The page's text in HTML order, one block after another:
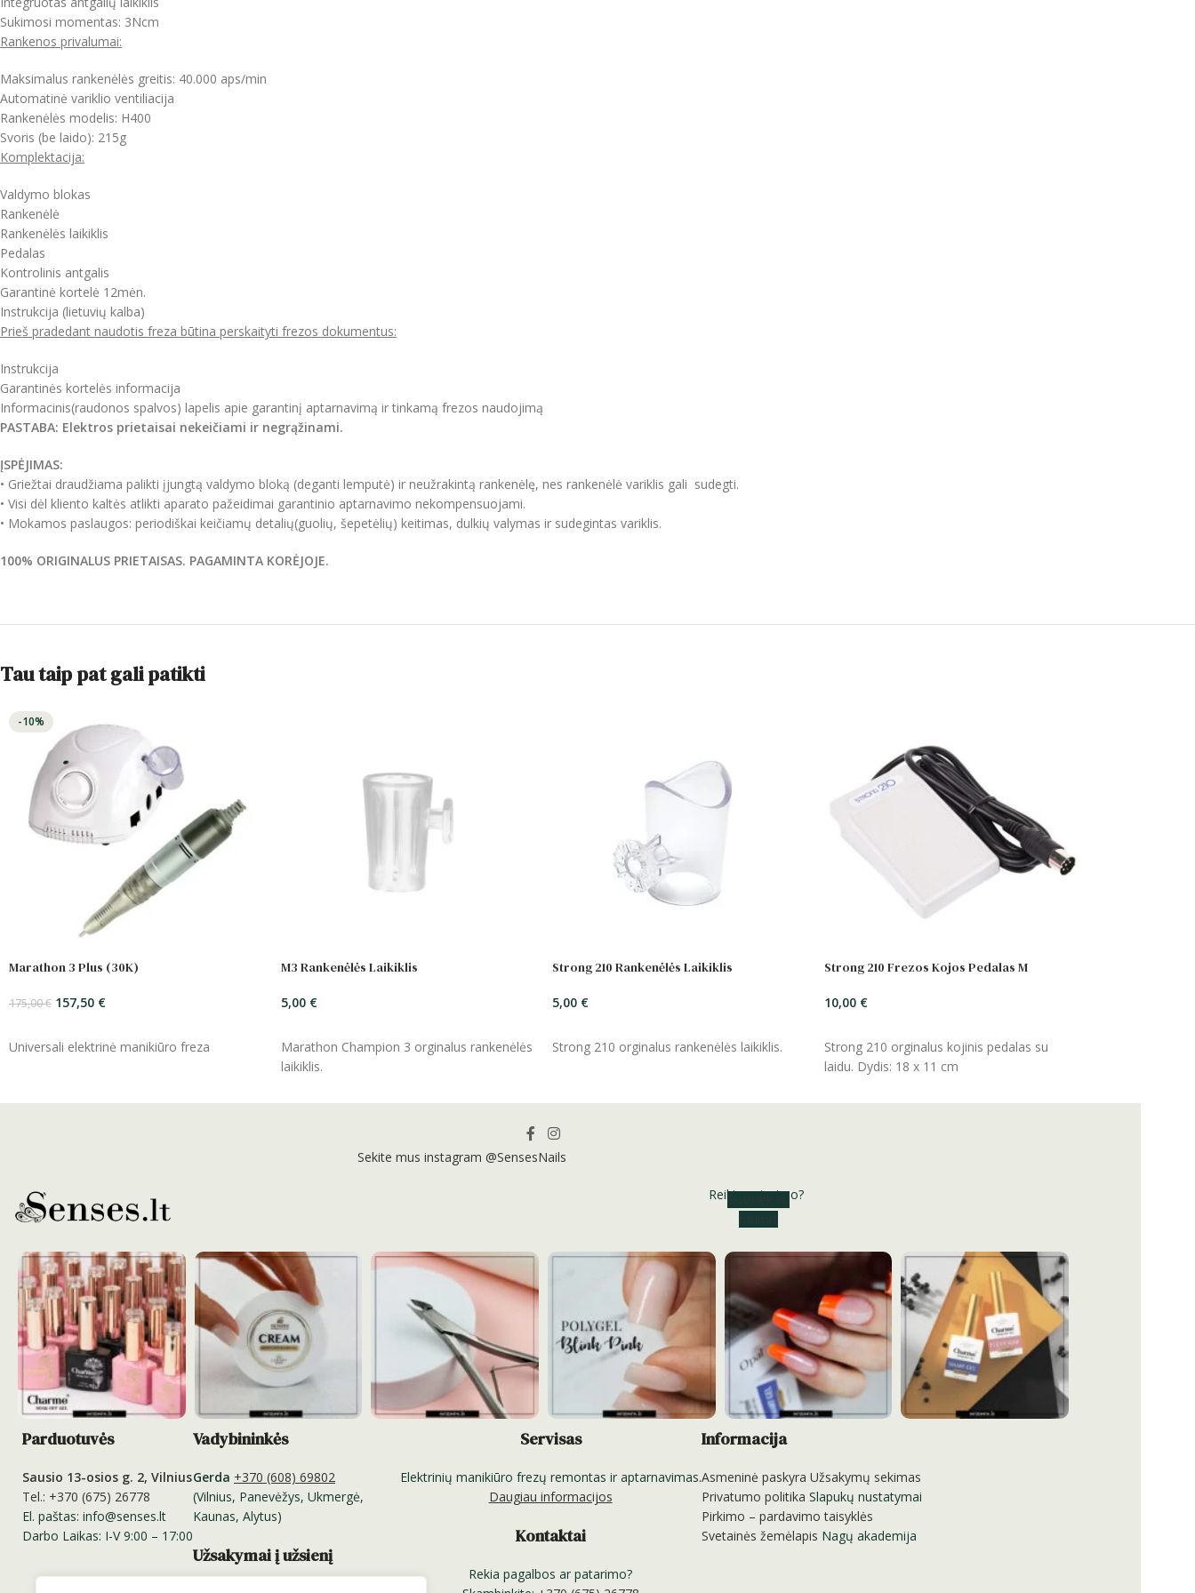
Sukimosi momentas: 3Ncm
Rankenos privalumai:
Maksimalus rankenėlės greitis: 40.000 aps/min
Automatinė variklio ventiliacija
Rankenėlės modelis: H400
Svoris (be laido): 215g
Komplektacija:
Valdymo blokas
Rankenėlė
Rankenėlės laikiklis
Pedalas
Kontrolinis antgalis
Garantinė kortelė 12mėn.
Instrukcija (lietuvių kalba)
Prieš pradedant naudotis freza būtina perskaityti frezos dokumentus:
Instrukcija
Garantinės kortelės informacija
Informacinis(raudonos spalvos) lapelis apie garantinį aptarnavimą ir tinkamą frezos naudojimą
PASTABA: Elektros prietaisai nekeičiami ir negrąžinami.
ĮSPĖJIMAS:
• Griežtai draudžiama palikti įjungtą valdymo bloką (deganti lemputė) ir neužrakintą rankenėlę, nes rankenėlė variklis gali sudegti.
• Visi dėl kliento kaltės atlikti aparato pažeidimai garantinio aptarnavimo nekompensuojami.
• Mokamos paslaugos: periodiškai keičiamų detalių(guolių, šepetėlių) keitimas, dulkių valymas ir sudegintas variklis.
100% ORIGINALUS PRIETAISAS. PAGAMINTA KORĖJOJE.
Tau taip pat gali patikti
-10%
Marathon 3 Plus (30K)
175,00€ 157,50 €
Universali elektrinė manikiūro freza
M3 Rankenėlės Laikiklis
5,00 €
Marathon Champion 3 orginalus rankenėlės
laikiklis.
Strong 210 Rankenėlės Laikiklis
5,00 €
Strong 210 orginalus rankenėlės laikiklis.
Strong 210 Frezos Kojos Pedalas M
10,00 €
Strong 210 orginalus kojinis pedalas su
laidu. Dydis: 18 x 11 cm
Sekite mus instagram @SensesNails
Reikia patarimo?
Susisiek su
mumis
Parduotuvės
Sausio 13-osios g. 2, Vilnius
Tel.: +370 (675) 26778
El. paštas: info@senses.lt
Darbo Laikas: I-V 9:00 – 17:00
Vadybininkės
Gerda +370 (608) 69802
(Vilnius, Panevėžys, Ukmergė,
Kaunas, Alytus)
Užsakymai į užsienį
Servisas
Elektrinių manikiūro frezų remontas ir aptarnavimas.
Daugiau informacijos
Kontaktai
Rekia pagalbos ar patarimo?
Informacija
Asmeninė paskyra Užsakymų sekimas
Privatumo politika Slapukų nustatymai
Pirkimo – pardavimo taisyklės
Svetainės žemėlapis Nagų akademija